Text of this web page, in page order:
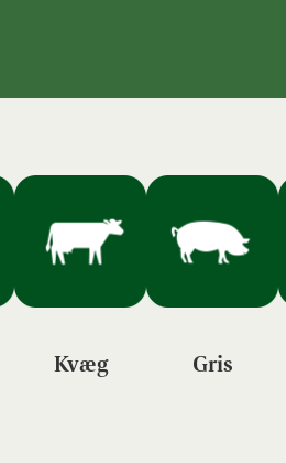
Kvæg Gris